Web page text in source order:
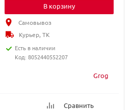
Grog
Сравнить
В корзину
Самовывоз
Курьер, ТК
Есть в наличии
Код: 8052440552207